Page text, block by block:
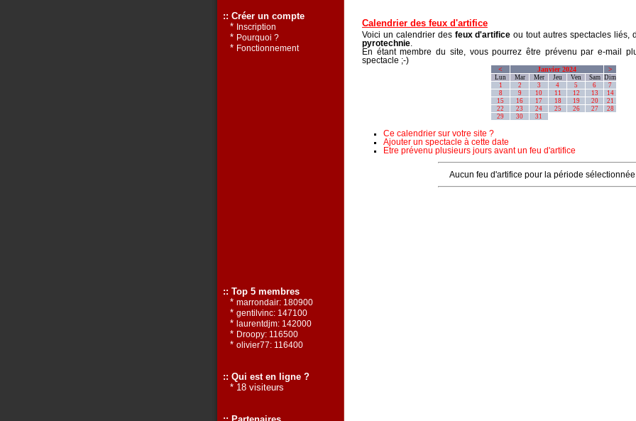
Calendrier des feux d'artifice
Voici un calendrier des feux d'artifice ou tout autres spectacles liés,
pyrotechnie
En étant membre du site, vous pourrez être prévenu par e-mail
spectacle ;-)
< Janvier 2024 >
Lun Mar Mer Jeu Ven Sam Dim
1
2 3 4 5 6
7
8
9 10 11 12 13
14
15
16 17 18 19 20
21
22
23 24 25 26 27
28
29
30 31
Ce calendrier sur votre site ?
Ajouter un spectacle à cette date
Etre prévenu plusieurs jours avant un feu d'artifice
Aucun feu d'artifice pour la période
:: Créer un compte
* Inscription
* Pourquoi ?
* Fonctionnement
:: Top 5 membres
* marrondair: 180900
* gentilvinc: 147100
* laurentdjm: 142000
* Droopy: 116500
* olivier77: 116400
:: Qui est en ligne ?
* 18 visiteurs